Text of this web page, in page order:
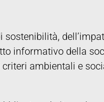
informativo della
ambientali e